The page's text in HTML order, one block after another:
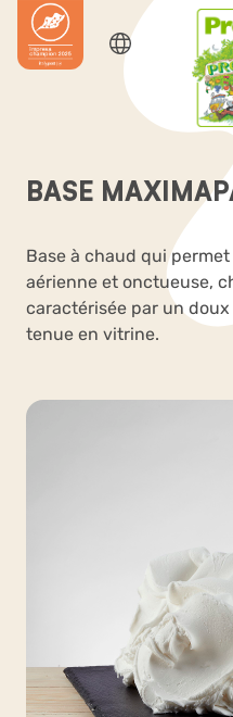
BASE
Base à chaud qui
aérienne et onctueuse,
caractérisée par un
tenue en vitrine.